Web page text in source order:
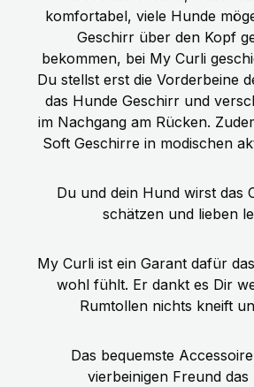
hechelnden Hund.
ZUTATEN: Frisches Pferdefleisch, -
herz, -lunge, -magen, -
Brühe (24,7%), Zucchini
Karotten (2%), Apfel
Mineralstoffe, Leinöl
Bockshornklee,
Flohsamen, Spinat,
komfortabel, viele Hunde
Geschirr über den Kopf
bekommen, bei My Curli
Du stellst erst die Vorderbeine
das Hunde Geschirr und
im Nachgang am Rücken.
Soft Geschirre in modischen
Du und dein Hund wirst das
schätzen und lieben
My Curli ist ein Garant dafür
wohl fühlt. Er dankt es Dir
Rumtollen nichts kneift
Das bequemste
vierbeinigen Freund das